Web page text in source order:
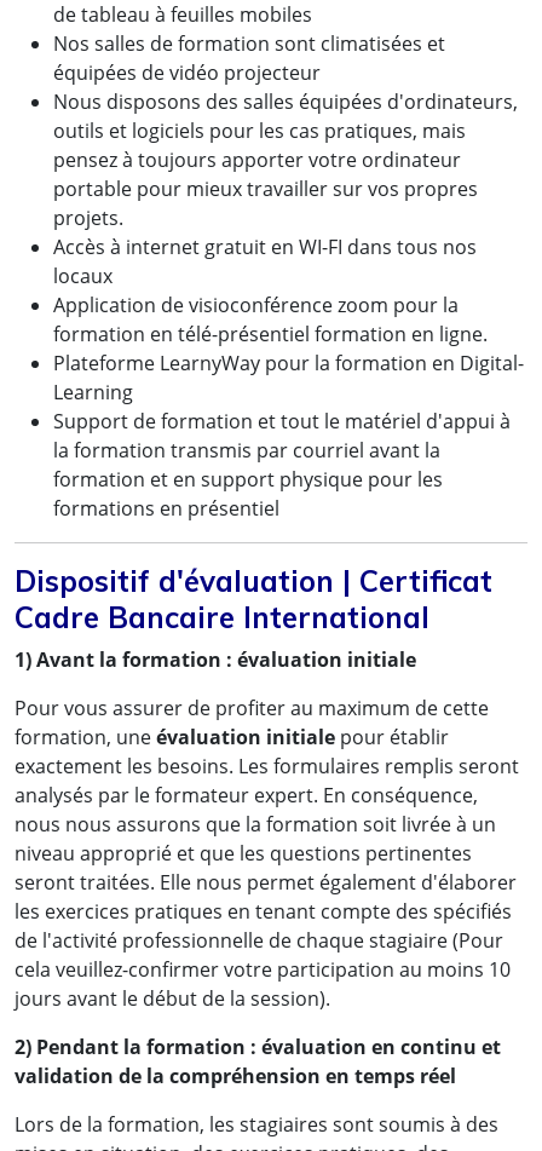
de tableau à feuilles mobiles
Nos salles de formation sont climatisées et
équipées de vidéo projecteur
Nous disposons des salles équipées d'ordinateurs,
outils et logiciels pour les cas pratiques, mais
pensez à toujours apporter votre ordinateur
portable pour mieux travailler sur vos propres
projets.
Accès à internet gratuit en WI-FI dans tous nos
locaux
Application de visioconférence zoom pour la
formation en télé-présentiel formation en ligne.
Plateforme LearnyWay pour la formation en Digital-
Learning
Support de formation et tout le matériel d'appui à
la formation transmis par courriel avant la
formation et en support physique pour les
formations en présentiel
Dispositif d'évaluation | Certificat
Cadre Bancaire International
1) Avant la formation : évaluation initiale
Pour vous assurer de profiter au maximum de cette
formation, uneévaluation initiale pour établir
exactement les besoins. Les formulaires remplis seront
analysés par le formateur expert. En conséquence,
nous nous assurons que la formation soit livrée à un
niveau approprié et que les questions pertinentes
seront traitées. Elle nous permet également d'élaborer
les exercices pratiques en tenant compte des spécifiés
de l'activité professionnelle de chaque stagiaire (Pour
cela veuillez-confirmer votre participation au moins 10
jours avant le début de la session).
2) Pendant la formation : évaluation en continu et
validation de la compréhension en temps réel
Lors de la formation, les stagiaires sont soumis à des
Des résultats concrets obtenus
par de vrais professionnels :